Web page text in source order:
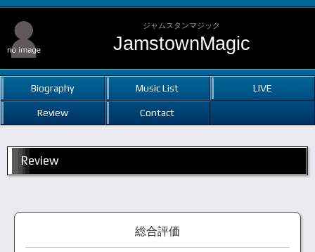
ジャムスタンマジック
JamstownMagic
Biography Music List LIVE
Review Contact
Review
総合評価